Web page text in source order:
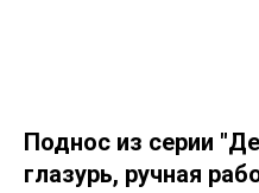
Поднос из серии
глазурь, ручная